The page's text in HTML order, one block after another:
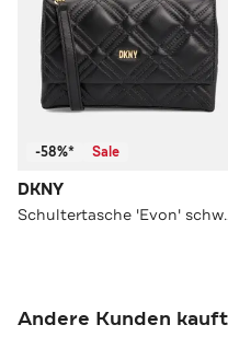
-58%* Sale
DKNY
Andere Kunden